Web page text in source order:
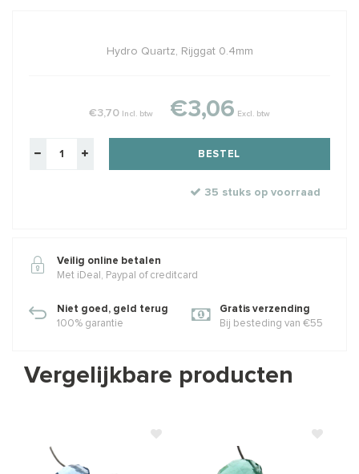
Hydro Quartz, Rijggat 0.4mm
€3,70 Incl. btw €3,06 Excl. btw
BESTEL
35 stuks op voorraad
Veilig online betalen
Met iDeal, Paypal of creditcard
Niet goed, geld terug
100% garantie
Gratis verzending
Bij besteding van €55
Vergelijkbare producten